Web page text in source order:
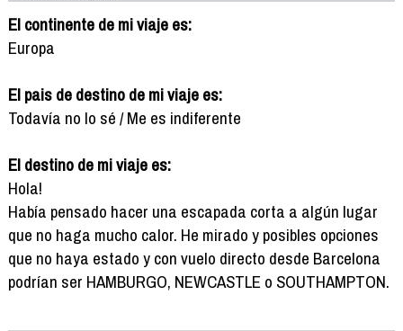
El continente de mi viaje es:
Europa
El pais de destino de mi viaje es:
Todavía no lo sé / Me es indiferente
El destino de mi viaje es:
Hola!
Había pensado hacer una escapada corta a algún lugar
que no haga mucho calor. He mirado y posibles opciones
que no haya estado y con vuelo directo desde Barcelona
podrían ser HAMBURGO, NEWCASTLE o SOUTHAMPTON.